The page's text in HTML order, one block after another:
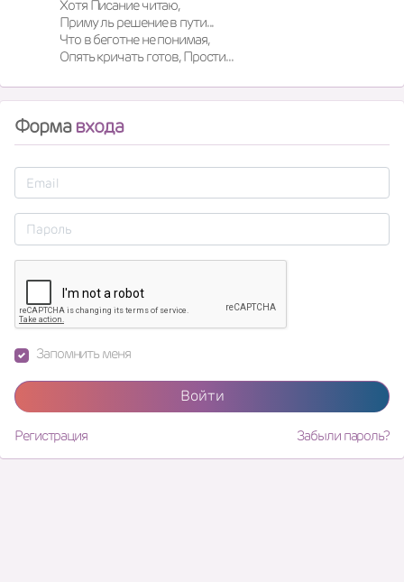
Хотя Писание читаю,
Приму ль решение в пути...
Что в беготне не понимая,
Опять кричать готов, Прости...
Формавхода
Запомнить меня
Войти
Регистрация Забыли пароль?